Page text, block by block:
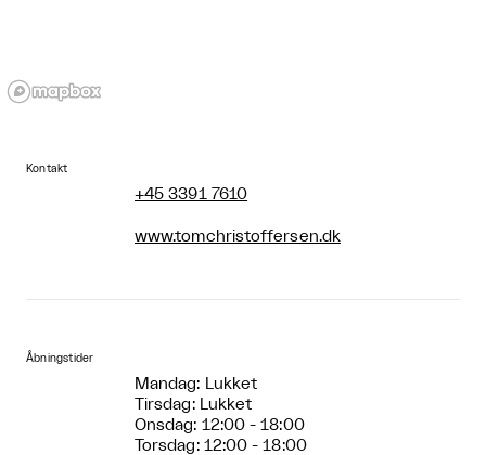
Kontakt
+45 3391 7610
www.tomchristoffersen.dk
Åbningstider
Mandag: Lukket
Tirsdag: Lukket
Onsdag: 12:00 - 18:00
Torsdag: 12:00 - 18:00